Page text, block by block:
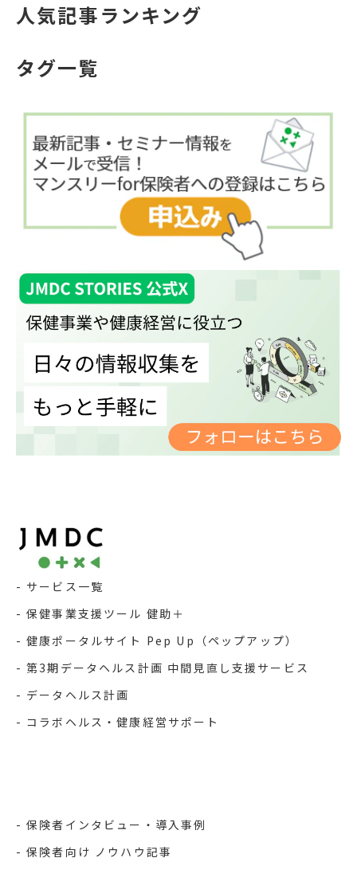
人気記事ランキング
タグ一覧
サービス一覧
保健事業支援ツール 健助＋
健康ポータルサイト Pep Up（ペップアップ）
第3期データヘルス計画 中間見直し支援サービス
データヘルス計画
コラボヘルス・健康経営サポート
保険者インタビュー・導入事例
保険者向け ノウハウ記事